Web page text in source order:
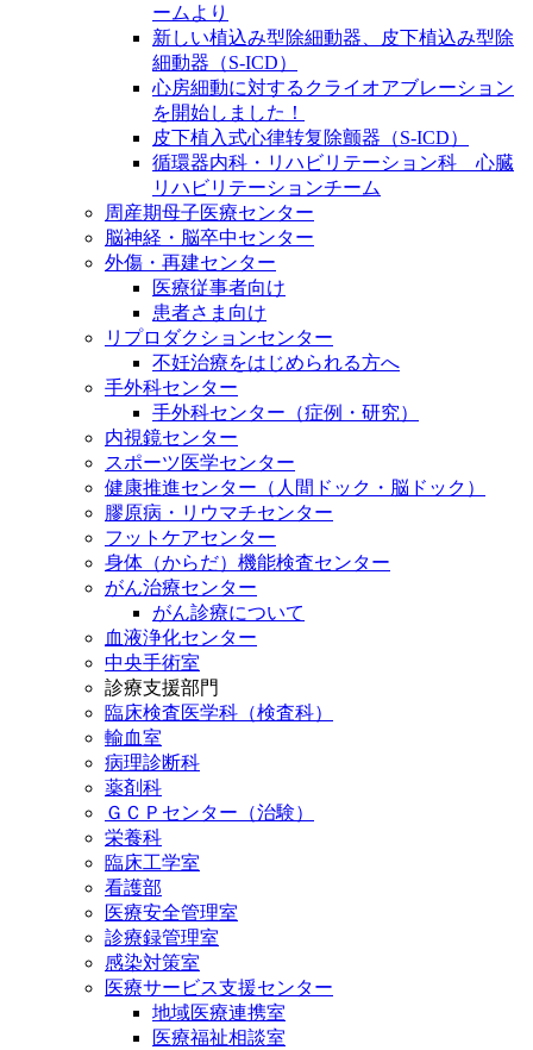
ームより
新しい植込み型除細動器、皮下植込み型除
細動器（S-ICD）
心房細動に対するクライオアブレーション
を開始しました！
皮下植入式心律转复除颤器（S-ICD）
循環器内科・リハビリテーション科 心臓
リハビリテーションチーム
周産期母子医療センター
脳神経・脳卒中センター
外傷・再建センター
医療従事者向け
患者さま向け
リプロダクションセンター
不妊治療をはじめられる方へ
手外科センター
手外科センター（症例・研究）
内視鏡センター
スポーツ医学センター
健康推進センター（人間ドック・脳ドック）
膠原病・リウマチセンター
フットケアセンター
身体（からだ）機能検査センター
がん治療センター
がん診療について
血液浄化センター
中央手術室
診療支援部門
臨床検査医学科（検査科）
輸血室
病理診断科
薬剤科
ＧＣＰセンター（治験）
栄養科
臨床工学室
看護部
医療安全管理室
診療録管理室
感染対策室
医療サービス支援センター
地域医療連携室
医療福祉相談室